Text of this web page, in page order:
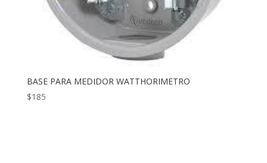
BASE PARA MEDIDOR WATTHORIMETRO
$185